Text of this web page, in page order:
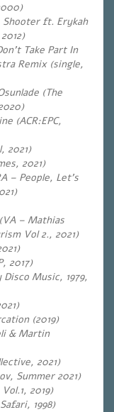
Shooter ft. Erykah
Take Part In
Remix (single,
(The
(ACR:EPC,
2021)
2021)
– People, Let’s
– Mathias
Vol 2., 2021)
2017)
Disco Music, 1979,
(2019)
& Martin
2021)
Summer 2021)
2019)
1998)